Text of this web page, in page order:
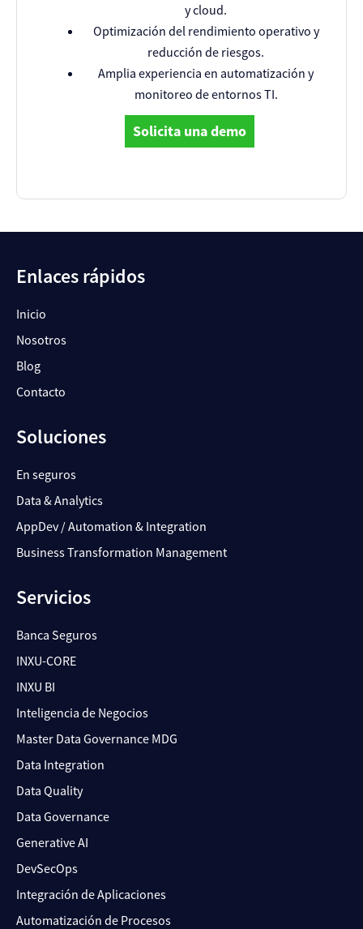
y cloud.
Optimización del rendimiento operativo y
reducción de riesgos.
Amplia experiencia en automatización y
monitoreo de entornos TI.
Solicita una demo
Enlaces rápidos
Inicio
Nosotros
Blog
Contacto
Soluciones
En seguros
Data & Analytics
AppDev / Automation & Integration
Business Transformation Management
Servicios
Banca Seguros
INXU-CORE
INXU BI
Inteligencia de Negocios
Master Data Governance MDG
Data Integration
Data Quality
Data Governance
Generative AI
DevSecOps
Integración de Aplicaciones
Automatización de Procesos